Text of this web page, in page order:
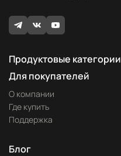
Продуктовые категории
Для покупателей
О компании
Где купить
Поддержка
Блог